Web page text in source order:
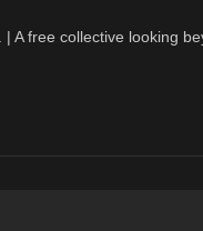
A free collective looking